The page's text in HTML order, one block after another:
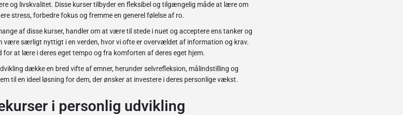
og livskvalitet. Disse kurser tilbyder en fleksibel og tilgængelig måde at lære om
stress, forbedre fokus og fremme en generel følelse af ro.
af disse kurser, handler om at være til stede i nuet og acceptere ens tanker og
være særligt nyttigt i en verden, hvor vi ofte er overvældet af information og krav.
for at lære i deres eget tempo og fra komforten af deres eget hjem.
dække en bred vifte af emner, herunder selvrefleksion, målindstilling og
til en ideel løsning for dem, der ønsker at investere i deres personlige vækst.
i personlig udvikling